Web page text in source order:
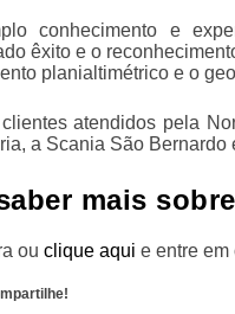
conhecimento e
êxito e o
planialtimétrico e o
atendidos pela
a Scania São
mais
ou clique aqui e entre em